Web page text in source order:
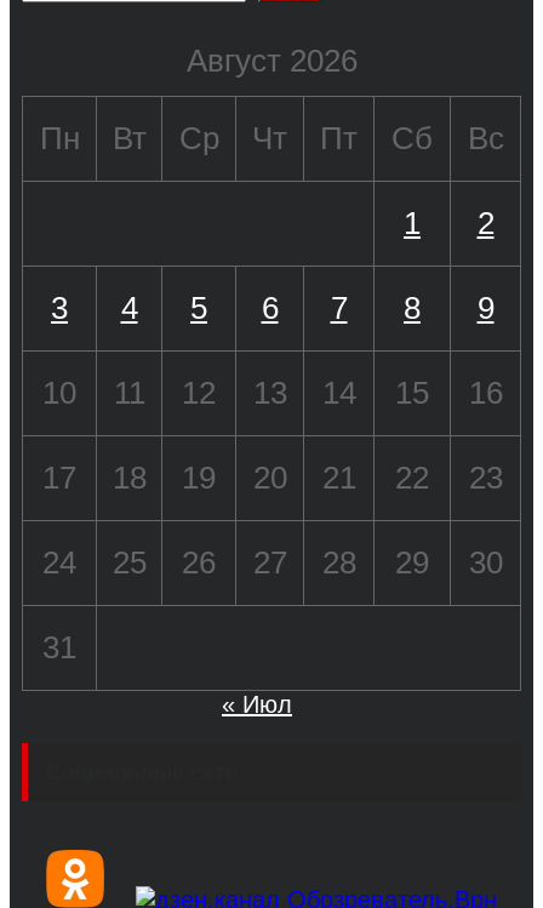
Август 2026
Пн Вт Ср Чт Пт Сб Вс
1 2
3 4 5 6 7 8 9
10 11 12 13 14 15 16
17 18 19 20 21 22 23
24 25 26 27 28 29 30
31
« Июл